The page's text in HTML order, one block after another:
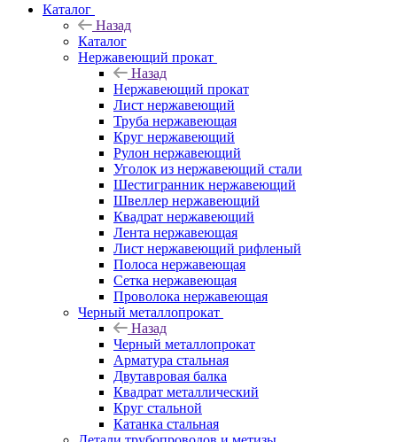
Каталог
Назад
Каталог
Нержавеющий прокат
Назад
Нержавеющий прокат
Лист нержавеющий
Труба нержавеющая
Круг нержавеющий
Рулон нержавеющий
Уголок из нержавеющий стали
Шестигранник нержавеющий
Швеллер нержавеющий
Квадрат нержавеющий
Лента нержавеющая
Лист нержавеющий рифленый
Полоса нержавеющая
Сетка нержавеющая
Проволока нержавеющая
Черный металлопрокат
Назад
Черный металлопрокат
Арматура стальная
Двутавровая балка
Квадрат металлический
Круг стальной
Катанка стальная